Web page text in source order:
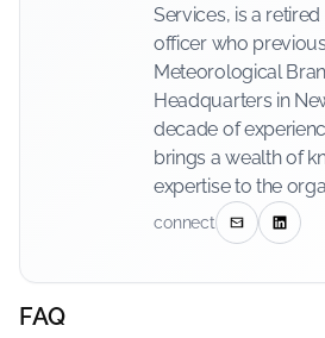
Services, is a
officer who
Meteorological
Headquarters in
decade of
brings a wealth of
expertise to the
connect
FAQ